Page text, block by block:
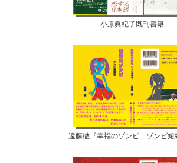
小原眞紀子既刊書籍
遠藤徹『幸福のゾンビ ゾンビ短